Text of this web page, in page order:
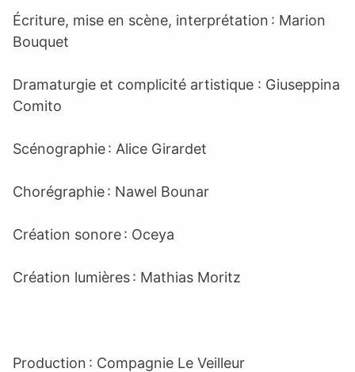
Écriture, mise en scène, interprétation : Marion
Bouquet
Dramaturgie et complicité artistique : Giuseppina
Comito
Scénographie : Alice Girardet
Chorégraphie : Nawel Bounar
Création sonore : Oceya
Création lumières : Mathias Moritz
Production : Compagnie Le Veilleur